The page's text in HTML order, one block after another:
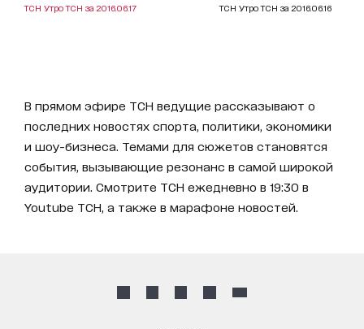
ТСН Утро ТСН за 2016.06.17 ТСН Утро ТСН за 2016.06.16
В прямом эфире ТСН ведущие рассказывают о
последних новостях спорта, политики, экономики
и шоу-бизнеса. Темами для сюжетов становятся
события, вызывающие резонанс в самой широкой
аудитории. Смотрите ТСН ежедневно в 19:30 в
Youtube ТСН, а также в марафоне новостей.